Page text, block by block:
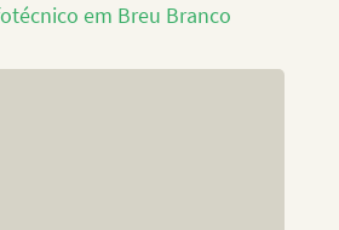
em Breu Branco